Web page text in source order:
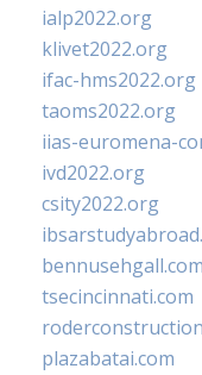
ialp2022.org
klivet2022.org
ifac-hms2022.org
taoms2022.org
iias-euromena-
ivd2022.org
csity2022.org
bennusehgall.com
tsecincinnati.com
plazabatai.com